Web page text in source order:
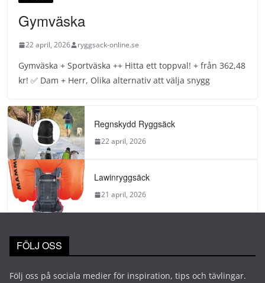
Gymväska
22 april, 2026 ryggsack-online.se
Gymväska + Sportväska ++ Hitta ett toppval! + från 362,48
kr! ✅ Dam + Herr, Olika alternativ att välja snygg
Regnskydd Ryggsäck
22 april, 2026
Lawinryggsäck
21 april, 2026
FÖLJ OSS
Följ oss på sociala medier för inspiration, tips och tävlingar.